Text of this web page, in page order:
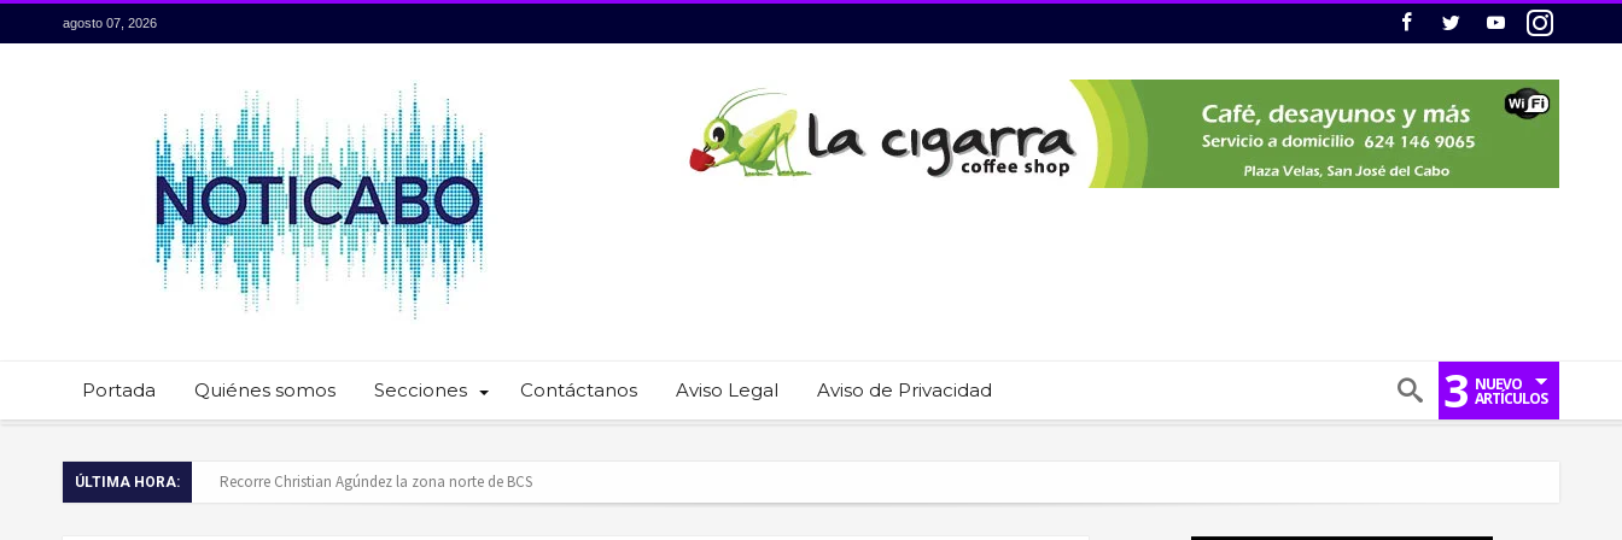
agosto 07, 2026
Portada Quiénes somos Secciones Contáctanos Aviso Legal Aviso de Privacidad 3 NUEVO
ARTÍCULOS
ÚLTIMA HORA:
Baja California Sur presume su talento culinario: 22 restaurantes reciben las placas de la Guía MICHELIN 2026